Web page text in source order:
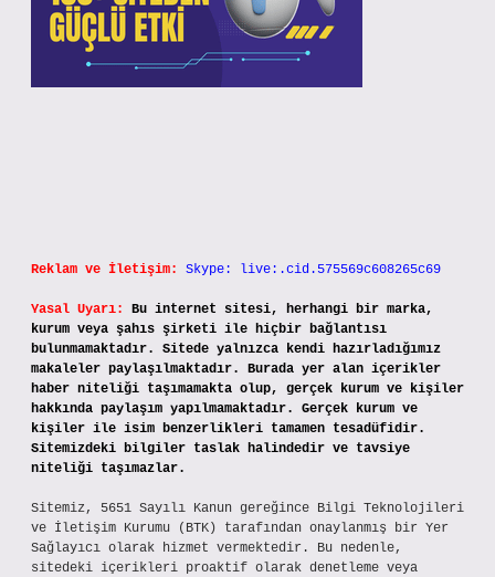
Reklam ve İletişim: Skype: live:.cid.575569c608265c69
Yasal Uyarı:
Bu internet sitesi, herhangi bir marka,
kurum veya şahıs şirketi ile hiçbir bağlantısı
bulunmamaktadır. Sitede yalnızca kendi hazırladığımız
makaleler paylaşılmaktadır. Burada yer alan içerikler
haber niteliği taşımamakta olup, gerçek kurum ve kişiler
hakkında paylaşım yapılmamaktadır. Gerçek kurum ve
kişiler ile isim benzerlikleri tamamen tesadüfidir.
Sitemizdeki bilgiler taslak halindedir ve tavsiye
niteliği taşımazlar.
Sitemiz, 5651 Sayılı Kanun gereğince Bilgi Teknolojileri
ve İletişim Kurumu (BTK) tarafından onaylanmış bir Yer
Sağlayıcı olarak hizmet vermektedir. Bu nedenle,
sitedeki içerikleri proaktif olarak denetleme veya